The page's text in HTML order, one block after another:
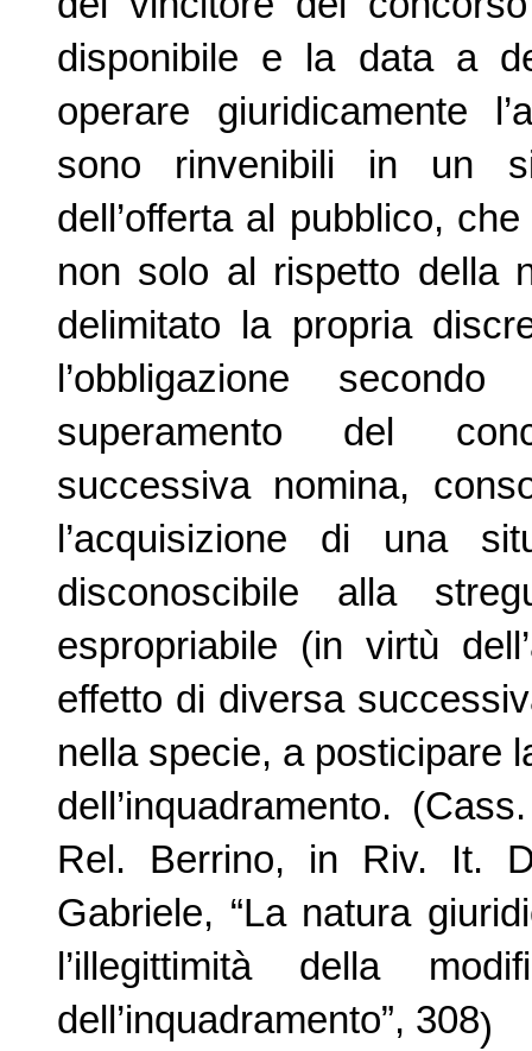
disponibile e la data a
operare giuridicamente
sono rinvenibili in un
dell’offerta al pubblico,
non solo al rispetto della
delimitato la propria
l’obbligazione
superamento del
successiva nomina,
l’acquisizione di una
disconoscibile alla
espropriabile (in virtù
effetto di diversa
nella specie, a posticipare
dell’inquadramento.
Rel. Berrino, in Riv. It.
Gabriele, “La natura
l’illegittimità della
dell’inquadramento”, 308)